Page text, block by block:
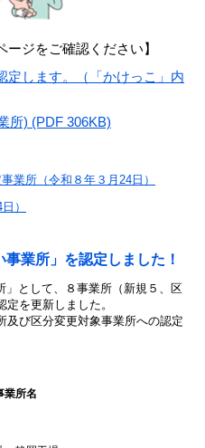
ージをご確認ください】
定します。（「かけっこ」内
所) (PDF 306KB)
業所（令和８年３月24日）
）
業所」を認定しました！
」として、８事業所（新規５、区
を更新しました。
及び区分変更対象事業所への認定
業所名
所